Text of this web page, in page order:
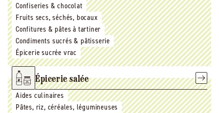
Confiseries & chocolat
Fruits secs, séchés, bocaux
Confitures & pâtes à tartiner
Condiments sucrés & pâtisserie
Épicerie sucrée vrac
Épicerie salée
Aides culinaires
Pâtes, riz, céréales, légumineuses